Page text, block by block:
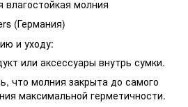
молния
(Германия)
и уходу:
или аксессуары внутрь сумки.
что молния закрыта до самого
максимальной герметичности.